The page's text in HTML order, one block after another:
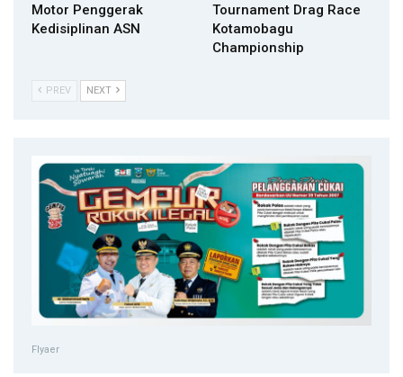
Motor Penggerak
Kedisiplinan ASN
Tournament Drag Race
Kotamobagu
Championship
PREV NEXT
Flyaer